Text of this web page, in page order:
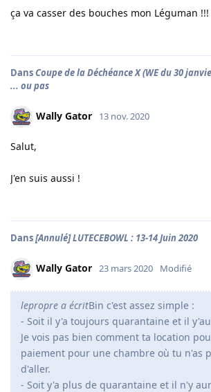
ça va casser des bouches mon Léguman !!!
DansCoupe de la Déchéance X (WE du 30
... ou pas
Wally Gator 13 nov. 2020
Salut,
J'en suis aussi !
Dans[Annulé] LUTECEBOWL : 13-14 Juin 2020
Wally Gator 23 mars 2020 Modifié
lepropre a écritBin c'est assez simple :
- Soit il y'a toujours quarantaine et il
Je vois pas bien comment ta location
paiement pour une chambre où tu n'as
d'aller.
- Soit y'a plus de quarantaine et il n'y